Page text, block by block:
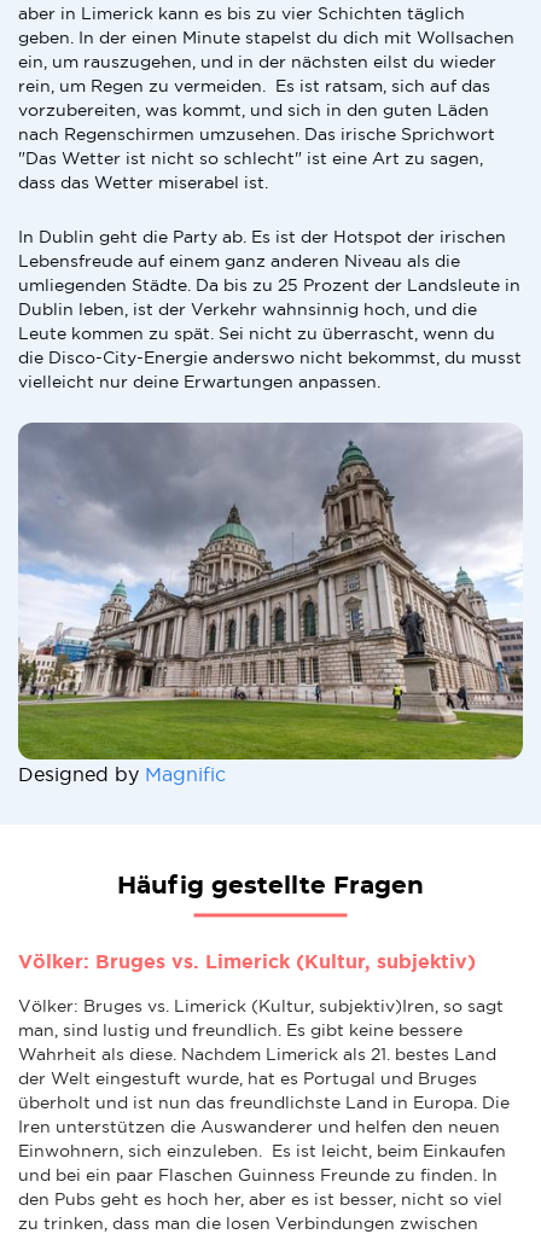
aber in Limerick kann es bis zu vier Schichten täglich
geben. In der einen Minute stapelst du dich mit Wollsachen
ein, um rauszugehen, und in der nächsten eilst du wieder
rein, um Regen zu vermeiden. Es ist ratsam, sich auf das
vorzubereiten, was kommt, und sich in den guten Läden
nach Regenschirmen umzusehen. Das irische Sprichwort
"Das Wetter ist nicht so schlecht" ist eine Art zu sagen,
dass das Wetter miserabel ist.
In Dublin geht die Party ab. Es ist der Hotspot der irischen
Lebensfreude auf einem ganz anderen Niveau als die
umliegenden Städte. Da bis zu 25 Prozent der Landsleute in
Dublin leben, ist der Verkehr wahnsinnig hoch, und die
Leute kommen zu spät. Sei nicht zu überrascht, wenn du
die Disco-City-Energie anderswo nicht bekommst, du musst
vielleicht nur deine Erwartungen anpassen.
Designed by Magnific
Häufig gestellte Fragen
Völker: Bruges vs. Limerick (Kultur, subjektiv)
Völker: Bruges vs. Limerick (Kultur, subjektiv)Iren, so sagt
man, sind lustig und freundlich. Es gibt keine bessere
Wahrheit als diese. Nachdem Limerick als 21. bestes Land
der Welt eingestuft wurde, hat es Portugal und Bruges
überholt und ist nun das freundlichste Land in Europa. Die
Iren unterstützen die Auswanderer und helfen den neuen
Einwohnern, sich einzuleben. Es ist leicht, beim Einkaufen
und bei ein paar Flaschen Guinness Freunde zu finden. In
den Pubs geht es hoch her, aber es ist besser, nicht so viel
zu trinken, dass man die losen Verbindungen zwischen